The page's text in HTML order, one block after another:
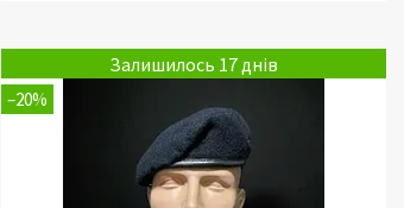
Залишилось 17 днів
–20%